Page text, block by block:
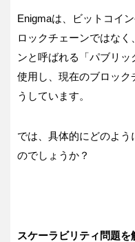
Enigmaは、ビットコイ
ロックチェーンではな
ンと呼ばれる「パブリ
使用し、現在のブロック
うしています。
では、具体的にどのよ
のでしょうか？
スケーラビリティ問題を